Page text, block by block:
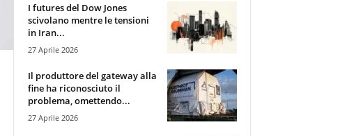
I futures del Dow Jones
scivolano mentre le tensioni
in Iran...
27 Aprile 2026
Il produttore del gateway alla
fine ha riconosciuto il
problema, omettendo...
27 Aprile 2026